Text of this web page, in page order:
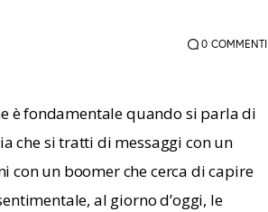
0 COMMENTI
è fondamentale quando si parla di
che si tratti di messaggi con un
con un boomer che cerca di capire
al giorno d’oggi, le